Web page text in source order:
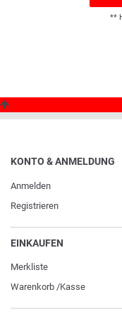
**
KONTO & ANMELDUNG
Anmelden
Registrieren
EINKAUFEN
Merkliste
Warenkorb /Kasse